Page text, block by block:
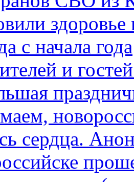
с начала года
и
сердца.